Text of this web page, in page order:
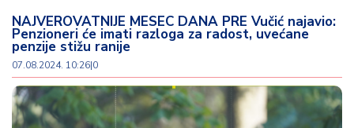
NAJVEROVATNIJE MESEC DANA PRE Vučić najavio:
Penzioneri će imati razloga za radost, uvećane
penzije stižu ranije
07.08.2024. 10:26|0